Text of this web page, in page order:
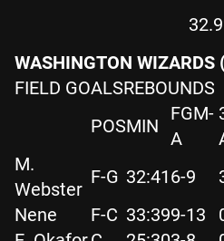
WASHINGTON WIZARDS
FIELD GOALSREBOUNDS
POSMIN
FGM-
A
M.
Webster
F-G 32:416-9
Nene
F-C 33:399-13